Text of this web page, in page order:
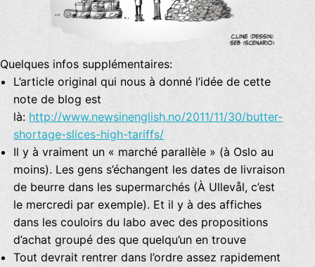
Quelques infos supplémentaires:
L’article original qui nous à donné l’idée de cette
note de blog est
là: http://www.newsinenglish.no/2011/11/30/butter-
shortage-slices-high-tariffs/
Il y à vraiment un « marché parallèle » (à Oslo au
moins). Les gens s’échangent les dates de livraison
de beurre dans les supermarchés (À Ullevål, c’est
le mercredi par exemple). Et il y à des affiches
dans les couloirs du labo avec des propositions
d’achat groupé des que quelqu’un en trouve
Tout devrait rentrer dans l’ordre assez rapidement